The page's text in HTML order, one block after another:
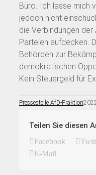
Büro. Ich lasse mich
jedoch nicht
die Verbindungen
Parteien aufdecken.
Behörden zur
demokratischen
Kein Steuergeld für
Pressestelle AfD-Fraktion
Teilen Sie diesen
Facebook
E-Mail